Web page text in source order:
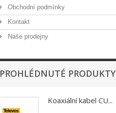
Obchodní podmínky
Kontakt
Naše prodejny
PROHLÉDNUTÉ PRODUKTY
Koaxiální kabel CU...